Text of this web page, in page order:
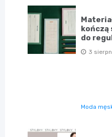
kończą
do
3
Moda